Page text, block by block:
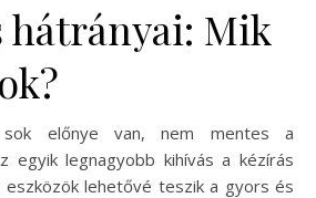
hátrányai: Mik
előnye van, nem mentes a
egyik legnagyobb kihívás a kézírás
eszközök lehetővé teszik a gyors és